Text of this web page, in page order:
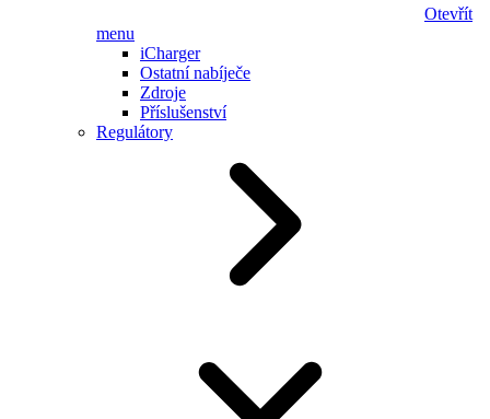
Otevřít
menu
iCharger
Ostatní nabíječe
Zdroje
Příslušenství
Regulátory